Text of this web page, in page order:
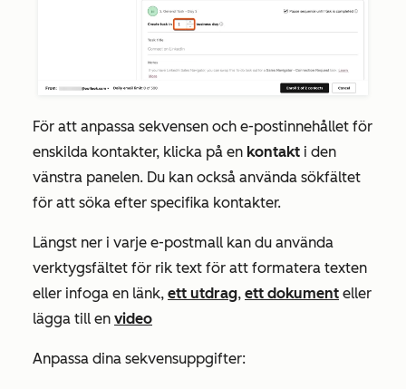
För att anpassa sekvensen och e-postinnehållet för
enskilda kontakter, klicka på en kontakt i den
vänstra panelen. Du kan också använda sökfältet
för att söka efter specifika kontakter.
Längst ner i varje e-postmall kan du använda
verktygsfältet för rik text för att formatera texten
eller infoga en länk, ett utdrag, ett dokument eller
lägga till en video
Anpassa dina sekvensuppgifter: